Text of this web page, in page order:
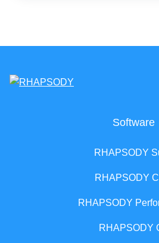
Software
RHAPSODY
RHAPSODY
RHAPSODY
RHAPSODY